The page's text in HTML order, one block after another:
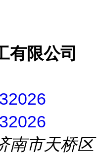
有限公司
南市天桥区